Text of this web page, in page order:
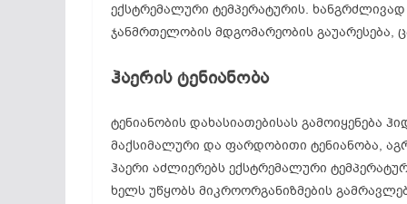
ექსტრემალური ტემპერატურის.
ჯანმრთელობის მდგომარეობის გაუარესება,
ჰაერის ტენიანობა
ტენიანობის დახასიათებისას გამოიყენება
მაქსიმალური და ფარდობითი ტენიანობა,
ჰაერი აძლიერებს ექსტრემალური
ხელს უწყობს მიკროორგანიზმების